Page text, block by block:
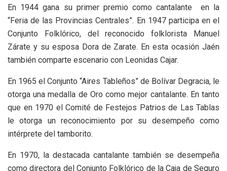
En 1944 gana su primer premio como cantalante en la
“Feria de las Provincias Centrales”. En 1947 participa en el
Conjunto Folklórico, del reconocido folklorista Manuel
Zárate y su esposa Dora de Zarate. En esta ocasión Jaén
también comparte escenario con Leonidas Cajar.
En 1965 el Conjunto “Aires Tableños” de Bolívar Degracia, le
otorga una medalla de Oro como mejor cantalante. En tanto
que en 1970 el Comité de Festejos Patrios de Las Tablas
le otorga un reconocimiento por su desempeño como
intérprete del tamborito.
En 1970, la destacada cantalante también se desempeña
como directora del Conjunto Folklórico de la Caja de Seguro